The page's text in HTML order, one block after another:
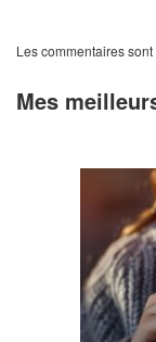
Les commentaires sont
Mes